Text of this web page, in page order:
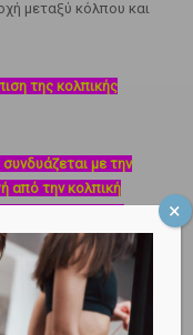
μεταξύ κόλπου και
της κολπικής
με την
από την κολπική
όποιο
υπογονιμότητας